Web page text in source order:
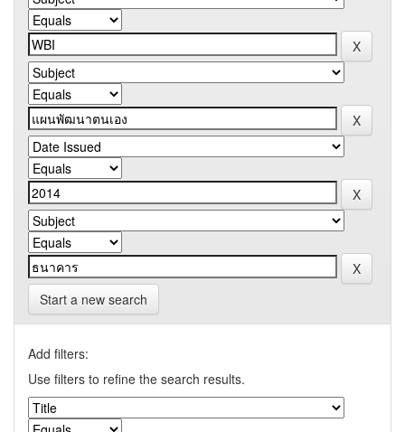
Start a new search
Add filters:
Use filters to refine the search results.